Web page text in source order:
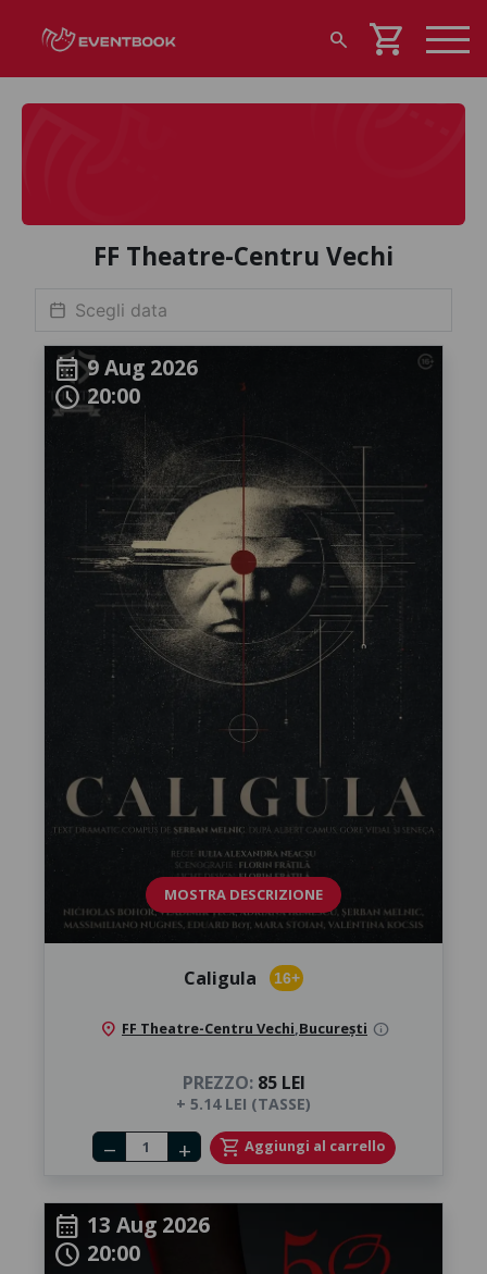
search shopping_cart
FF Theatre-Centru Vechi
calendar_month9 Aug 2026
schedule20:00
MOSTRA DESCRIZIONE
Caligula 16+
location_on FF Theatre-Centru Vechi București info
PREZZO:85 LEI
+ 5.14 LEI (TASSE)
Number of tickets
remove add shopping_cart Aggiungi al carrello
calendar_month 13 Aug 2026
schedule 20:00